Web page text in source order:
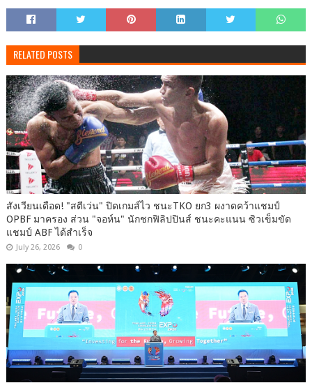
RELATED POSTS
สังเวียนเดือด! "สตีเว่น" ปิดเกมส์ไว ชนะTKO ยก3 ผงาดคว้าแชมป์
OPBF มาครอง ส่วน "จอห์น" นักชกฟิลิปปินส์ ชนะคะแนน ซิวเข็มขัด
แชมป์ ABF ได้สำเร็จ
July 26, 2026 0